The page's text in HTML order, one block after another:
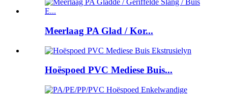
Meerlaag PA Glad / Kor...
Hoëspoed PVC Mediese Buis...